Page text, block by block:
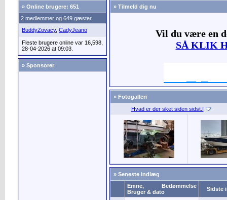
» Online brugere: 651
2 medlemmer og 649 gæster
BuddyZovacy, CadyJeano
Fleste brugere online var 16,598,
28-04-2026 at 09:03.
» Sponsorer
» Tilmeld dig nu
Vil du være en
SÅ KLIK
» Fotogalleri
Hvad er der sket siden sidst.!
» Seneste indlæg
Bedømmelse
Emne,
Bruger & dato
Sidste